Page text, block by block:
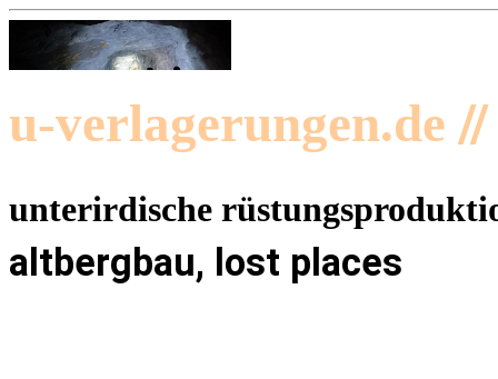
u-verlagerungen.de
unterirdische
altbergbau, lost places